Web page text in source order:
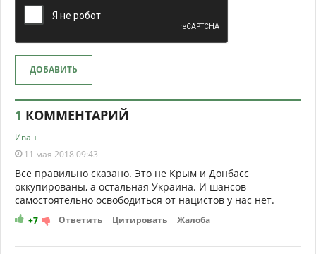
ДОБАВИТЬ
1 КОММЕНТАРИЙ
Иван
11 мая 2018 09:43
Все правильно сказано. Это не Крым и Донбасс
оккупированы, а остальная Украина. И шансов
самостоятельно освободиться от нацистов у нас нет.
+7 Ответить Цитировать Жалоба